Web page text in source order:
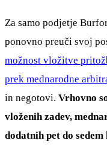
Za samo podjetje
ponovno preuči svoj
možnost vložitve
prek mednarodne
in negotovi. Vrhovno
vloženih zadev,
dodatnih pet do sedem